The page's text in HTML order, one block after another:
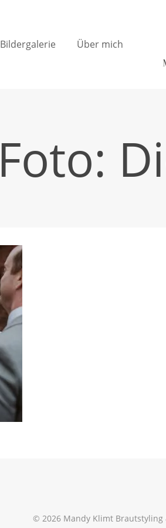
Bildergalerie Über mich
Foto:
© 2026 Mandy Klimt Brautstyling